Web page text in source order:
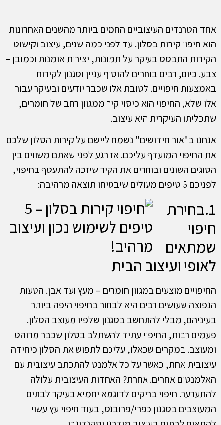
אחד הטרנדים העיצוביים החמים ביותר מהשנים האחרונות
הוא חיפוי קירות בסלון. עד לפני כמה שנים, עיצוב וקישוט
הקירות התבסס בעיקר על תמונות, יצירות אומנות וכמובן –
צבע. כיום, רבים בוחרים להוסיף עניין וסגנון לקירות
באמצעות חיפויים. לטובת אלו שכבר יודעים ובעיקר עבור
אלו שלא, החיפוי הוא כיסוי קיר ממגוון רחב של חומרים,
שתכליתו העיקרית היא עיצוב.
אנחנו ב"אור חידושים" נשמח ליישם על קירות הסלון שלכם
את החיפוי המועדף עליכם. אז רגע לפני שאתם משווים בין
הסוגים השונים ובוחרים את הקיר שיזכה להתעטף בחיפוי,
לפניכם 5 טיפים מעולים שיבטיחו תוצאה מרהיבה:
1.בחירת
חיפוי
שמתאים
לאופי ועיצוב הבית
החיפויים מוצעים במגוון חומרים – מעץ ועד אבן. הטעות
הנפוצה שעושים רבים היא לבחור בחיפוי היפה ביותר
בעיניהם, מבלי להתחשב בסגנון שלפיו מעוצב הסלון.
פעמים רבות, החיפוי עתיד להשתלב בסלון שכבר מרוהט
ומעוצב. במקרים שכאלו, עליכם לתפוש את הסלון כיחידה
עיצובית אחת, כאשר על כל אלמנט להתכתב עיצובית עם
האלמנטים אחרים. אחרת? האחדות העיצובית עלולה
להתערער. חיפוי בריקים לדוגמא יחמיא בעיקר לבתים
המעוצבים בסגנון כפרי/פרובנס, בעוד חיפוי עץ עשוי